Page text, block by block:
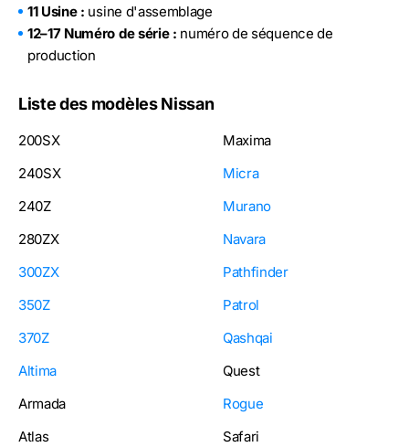
11 Usine : usine d'assemblage
12–17 Numéro de série : numéro de séquence de
production
Liste des modèles Nissan
200SX
240SX
240Z
280ZX
300ZX
350Z
370Z
Altima
Armada
Atlas
Maxima
Micra
Murano
Navara
Pathfinder
Patrol
Qashqai
Quest
Rogue
Safari